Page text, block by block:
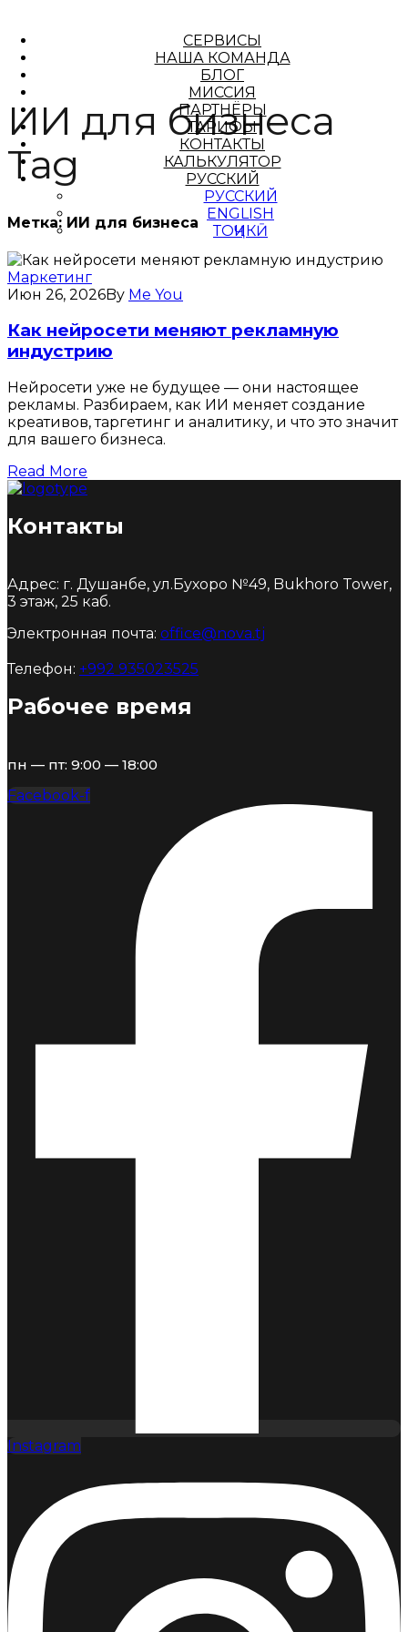
СЕРВИСЫ
НАША КОМАНДА
БЛОГ
МИССИЯ
ПАРТНЁРЫ
ТАРИФЫ
КОНТАКТЫ
КАЛЬКУЛЯТОР
РУССКИЙ
РУССКИЙ
ENGLISH
ТОҶИКӢ
ИИ для бизнеса
Tag
Метка: ИИ для бизнеса
Маркетинг
Июн 26, 2026By Me You
Как нейросети меняют рекламную
индустрию
Нейросети уже не будущее — они настоящее
рекламы. Разбираем, как ИИ меняет создание
креативов, таргетинг и аналитику, и что это значит
для вашего бизнеса.
Read More
Контакты
Адрес: г. Душанбе, ул.Бухоро №49, Bukhoro Tower,
3 этаж, 25 каб.
Электронная почта: office@nova.tj
Телефон: +992 935023525
Рабочее время
пн — пт: 9:00 — 18:00
Facebook-f
Instagram